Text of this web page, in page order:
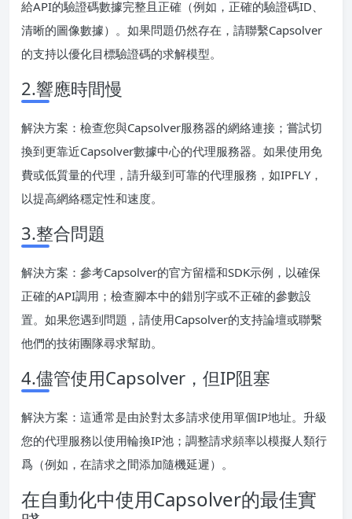
給API的驗證碼數據完整且正確（例如，正確的驗證碼ID、
清晰的圖像數據）。如果問題仍然存在，請聯繫Capsolver
的支持以優化目標驗證碼的求解模型。
2.響應時間慢
解決方案：檢查您與Capsolver服務器的網絡連接；嘗試切
換到更靠近Capsolver數據中心的代理服務器。如果使用免
費或低質量的代理，請升級到可靠的代理服務，如IPFLY，
以提高網絡穩定性和速度。
3.整合問題
解決方案：參考Capsolver的官方留檔和SDK示例，以確保
正確的API調用；檢查腳本中的錯別字或不正確的參數設
置。如果您遇到問題，請使用Capsolver的支持論壇或聯繫
他們的技術團隊尋求幫助。
4.儘管使用Capsolver，但IP阻塞
解決方案：這通常是由於對太多請求使用單個IP地址。升級
您的代理服務以使用輪換IP池；調整請求頻率以模擬人類行
爲（例如，在請求之間添加隨機延遲）。
在自動化中使用Capsolver的最佳實